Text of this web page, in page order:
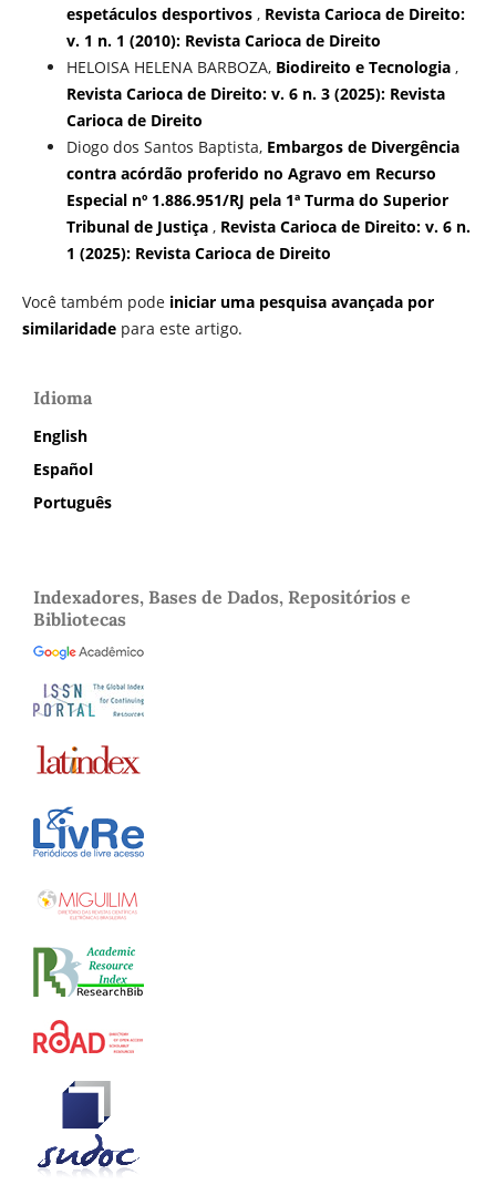
espetáculos desportivos , Revista Carioca de Direito:
v. 1 n. 1 (2010): Revista Carioca de Direito
HELOISA HELENA BARBOZA, Biodireito e Tecnologia ,
Revista Carioca de Direito: v. 6 n. 3 (2025): Revista
Carioca de Direito
Diogo dos Santos Baptista, Embargos de Divergência
contra acórdão proferido no Agravo em Recurso
Especial nº 1.886.951/RJ pela 1ª Turma do Superior
Tribunal de Justiça , Revista Carioca de Direito: v. 6 n.
1 (2025): Revista Carioca de Direito
Você também pode iniciar uma pesquisa avançada por
similaridadepara este artigo.
Idioma
English
Español
Português
Indexadores, Bases de Dados, Repositórios e
Bibliotecas